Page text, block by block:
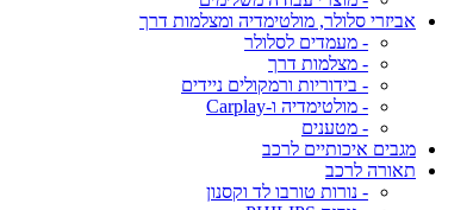
אביזרי סלולר, מולטימדיה ומצלמות דרך
- מעמדים לסלולר
- מצלמות דרך
- בידוריות ורמקולים ניידים
- מולטימדיה ו-Carplay
- מטענים
מגבים איכותיים לרכב
תאורה לרכב
- נורות טורבו לד וקסנון